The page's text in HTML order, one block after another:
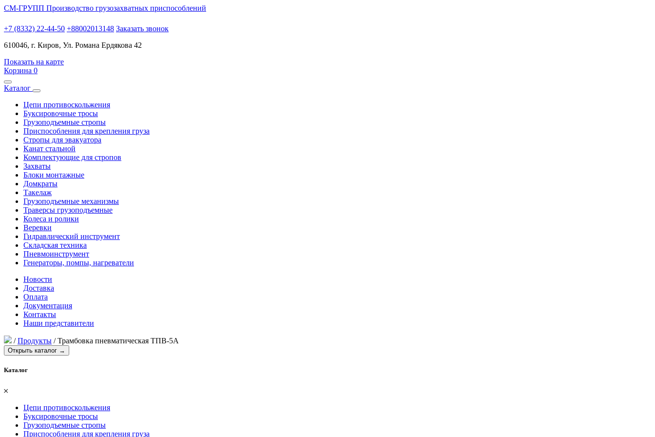
СМ-ГРУПП Производство грузозахватных приспособлений
+7 (8332) 22-44-50 +88002013148 Заказать звонок
610046, г. Киров, Ул. Романа Ердякова 42
Показать на карте
Корзина 0
Каталог
Цепи противоскольжения
Буксировочные тросы
Грузоподъемные стропы
Приспособления для крепления груза
Стропы для эвакуатора
Канат стальной
Комплектующие для стропов
Захваты
Блоки монтажные
Домкраты
Такелаж
Грузоподъемные механизмы
Траверсы грузоподъемные
Колеса и ролики
Веревки
Гидравлический инструмент
Складская техника
Пневмоинструмент
Генераторы, помпы, нагреватели
Новости
Доставка
Оплата
Документация
Контакты
Наши представители
/Продукты /Трамбовка пневматическая ТПВ-5А
Открыть каталог →
Каталог
𐄂
Цепи противоскольжения
Буксировочные тросы
Грузоподъемные стропы
Приспособления для крепления груза